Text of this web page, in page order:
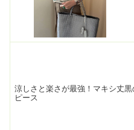
涼しさと楽さが最強！マキシ丈黒
ピース